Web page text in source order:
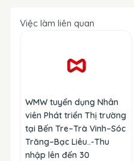
Việc làm liên quan
WMW tuyển dụng Nhân
viên Phát triển Thị trường
tại Bến Tre–Trà Vinh–Sóc
Trăng–Bạc Liêu..-Thu
nhập lên đến 30